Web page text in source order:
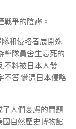
爭的陰霾。
隊和侵略者展開殊
擊隊員舍生忘死的
不料被日本人發
不答,慘遭日本侵略
了人們憂慮的問題,
自然歷史博物館,